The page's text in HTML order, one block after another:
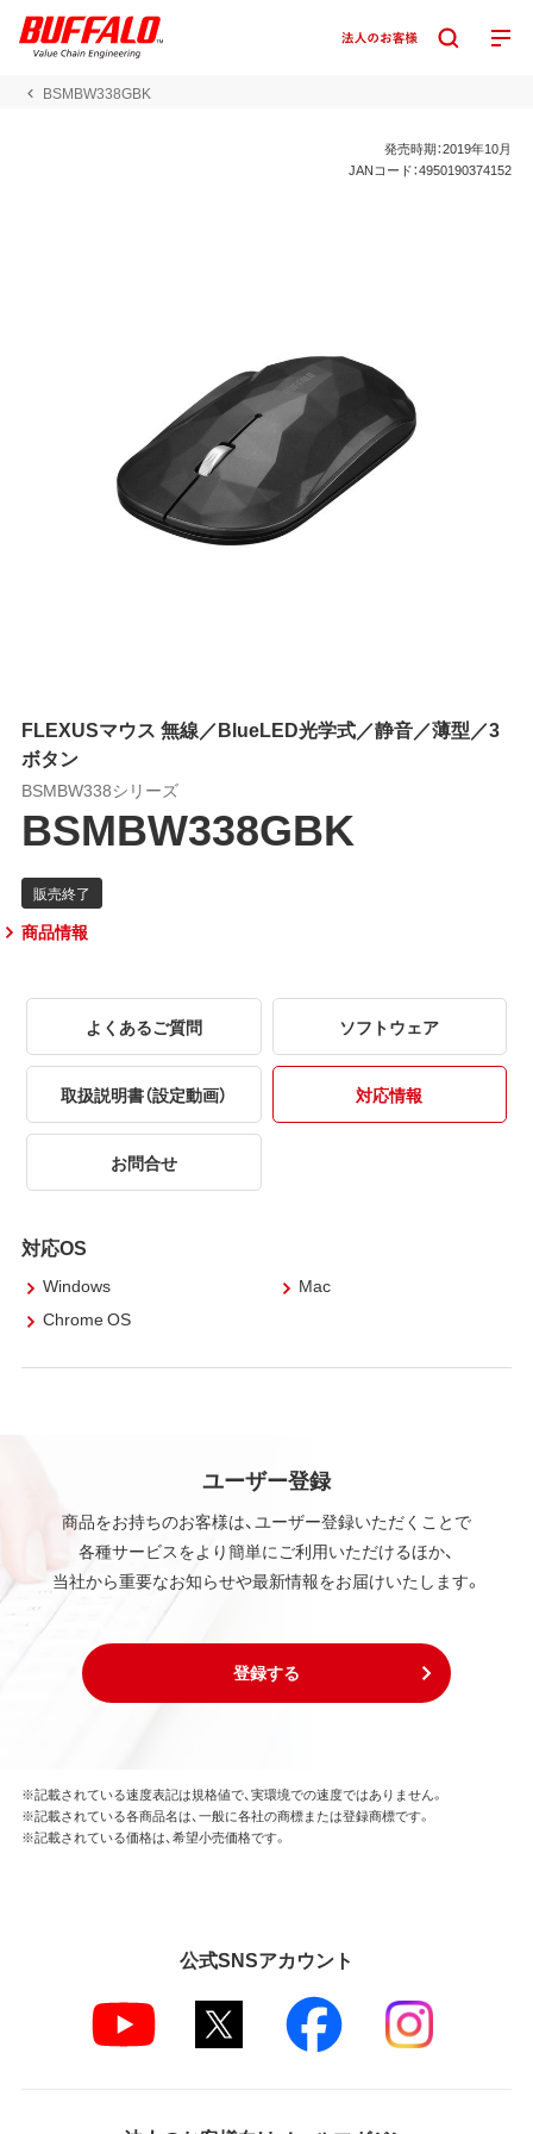
BSMBW338GBK
発売時期：2019年10月
JANコード：4950190374152
FLEXUSマウス 無線／BlueLED光学式／静音／薄型／3
ボタン
BSMBW338シリーズ
BSMBW338GBK
商品情報
よくあるご質問 ソフトウェア
取扱説明書（設定動画） 対応情報
お問合せ
対応OS
Windows
Mac
Chrome OS
ユーザー登録
商品をお持ちのお客様は、ユーザー登録いただくことで
各種サービスをより簡単にご利用いただけるほか、
当社から重要なお知らせや最新情報をお届けいたします。
登録する
※記載されている速度表記は規格値で、実環境での速度ではありません。
※記載されている各商品名は、一般に各社の商標または登録商標です。
※記載されている価格は、希望小売価格です。
公式SNSアカウント